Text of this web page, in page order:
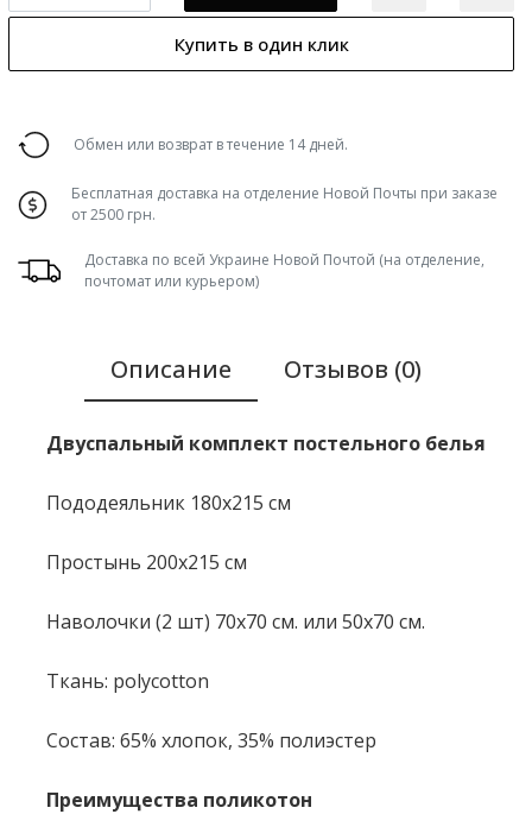
Купить в один клик
Обмен или возврат в течение 14 дней.
Бесплатная доставка на отделение Новой Почты при заказе
от 2500 грн.
Доставка по всей Украине Новой Почтой (на отделение,
почтомат или курьером)
Описание Отзывов (0)
Двуспальный комплект постельного белья
Пододеяльник 180x215 см
Простынь 200x215 см
Наволочки (2 шт) 70x70 см. или 50х70 см.
Ткань: polycotton
Состав: 65% хлопок, 35% полиэстер
Преимущества поликотон